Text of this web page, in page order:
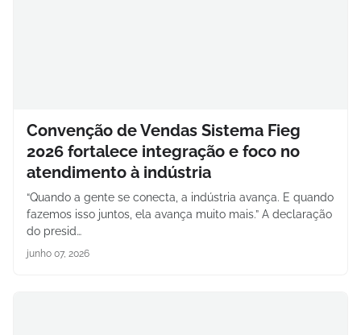
Convenção de Vendas Sistema Fieg
2026 fortalece integração e foco no
atendimento à indústria
“Quando a gente se conecta, a indústria avança. E quando
fazemos isso juntos, ela avança muito mais.” A declaração
do presid…
junho 07, 2026